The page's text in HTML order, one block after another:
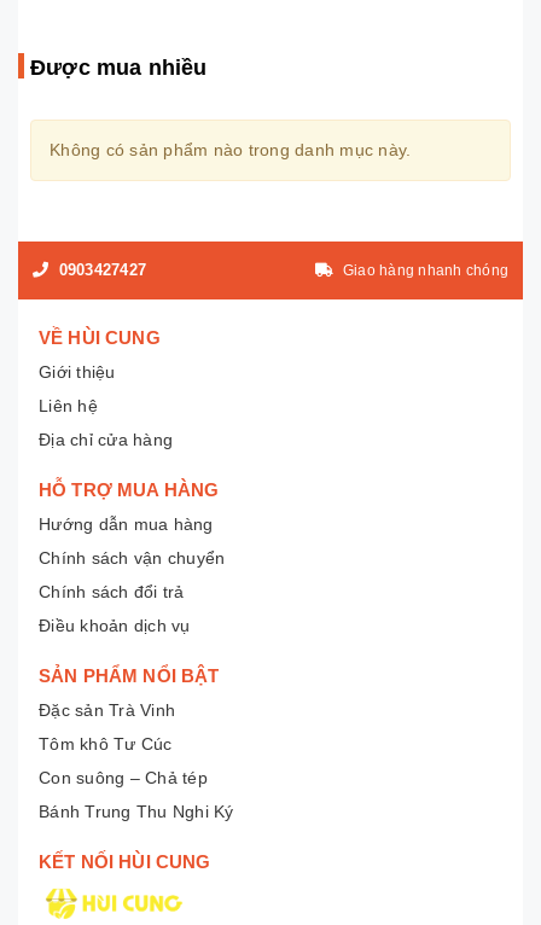
Được mua nhiều
Không có sản phẩm nào trong danh mục này.
0903427427 Giao hàng nhanh chóng
VỀ HÙI CUNG
Giới thiệu
Liên hệ
Địa chỉ cửa hàng
HỖ TRỢ MUA HÀNG
Hướng dẫn mua hàng
Chính sách vận chuyển
Chính sách đổi trả
Điều khoản dịch vụ
SẢN PHẨM NỔI BẬT
Đặc sản Trà Vinh
Tôm khô Tư Cúc
Con suông – Chả tép
Bánh Trung Thu Nghi Ký
KẾT NỐI HÙI CUNG